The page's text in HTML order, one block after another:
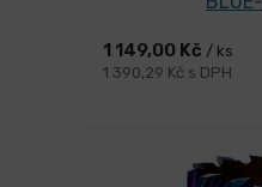
1 149,00 Kč / ks
1 390,29 Kč s DPH